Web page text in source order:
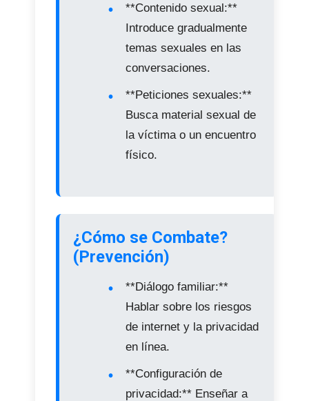
**Contenido sexual:**
Introduce gradualmente
temas sexuales en las
conversaciones.
**Peticiones sexuales:**
Busca material sexual de
la víctima o un encuentro
físico.
¿Cómo se Combate?
(Prevención)
**Diálogo familiar:**
Hablar sobre los riesgos
de internet y la privacidad
en línea.
**Configuración de
privacidad:** Enseñar a